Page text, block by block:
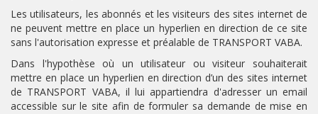
Les utilisateurs, les abonnés et les visiteurs des sites internet de
ne peuvent mettre en place un hyperlien en direction de ce site
sans l'autorisation expresse et préalable de TRANSPORT VABA.
Dans l'hypothèse où un utilisateur ou visiteur souhaiterait
mettre en place un hyperlien en direction d’un des sites internet
de TRANSPORT VABA, il lui appartiendra d'adresser un email
accessible sur le site afin de formuler sa demande de mise en